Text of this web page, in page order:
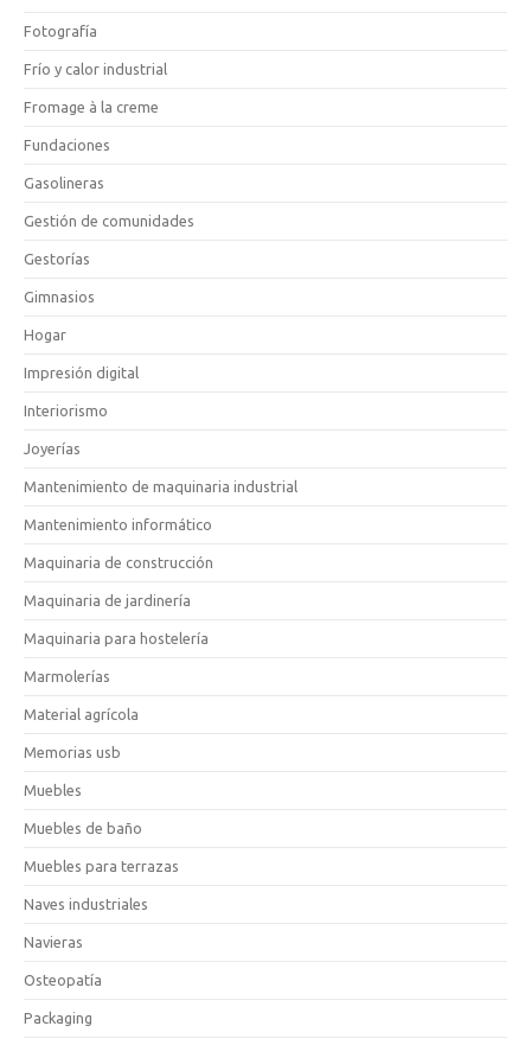
Fotografía
Frío y calor industrial
Fromage à la creme
Fundaciones
Gasolineras
Gestión de comunidades
Gestorías
Gimnasios
Hogar
Impresión digital
Interiorismo
Joyerías
Mantenimiento de maquinaria industrial
Mantenimiento informático
Maquinaria de construcción
Maquinaria de jardinería
Maquinaria para hostelería
Marmolerías
Material agrícola
Memorias usb
Muebles
Muebles de baño
Muebles para terrazas
Naves industriales
Navieras
Osteopatía
Packaging